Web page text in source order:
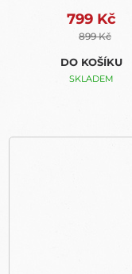
799 Kč
899 Kč
DO KOŠÍKU
SKLADEM